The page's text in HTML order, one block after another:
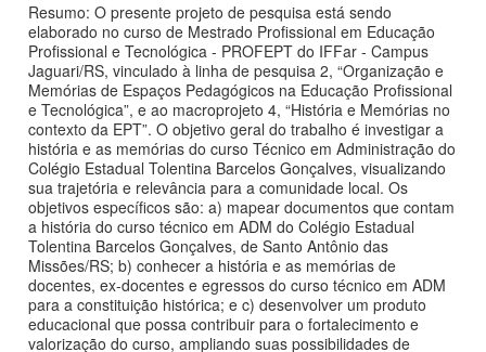
Resumo: O presente projeto de pesquisa está sendo
elaborado no curso de Mestrado Profissional em Educação
Profissional e Tecnológica - PROFEPT do IFFar - Campus
Jaguari/RS, vinculado à linha de pesquisa 2, “Organização e
Memórias de Espaços Pedagógicos na Educação Profissional
e Tecnológica”, e ao macroprojeto 4, “História e Memórias no
contexto da EPT”. O objetivo geral do trabalho é investigar a
história e as memórias do curso Técnico em Administração do
Colégio Estadual Tolentina Barcelos Gonçalves, visualizando
sua trajetória e relevância para a comunidade local. Os
objetivos específicos são: a) mapear documentos que contam
a história do curso técnico em ADM do Colégio Estadual
Tolentina Barcelos Gonçalves, de Santo Antônio das
Missões/RS; b) conhecer a história e as memórias de
docentes, ex-docentes e egressos do curso técnico em ADM
para a constituição histórica; e c) desenvolver um produto
educacional que possa contribuir para o fortalecimento e
valorização do curso, ampliando suas possibilidades de